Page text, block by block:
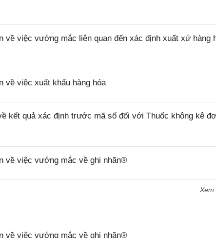
về việc vướng mắc liên quan đến xác định xuất xứ hàng
về việc xuất khẩu hàng hóa
kết quả xác định trước mã số đối với Thuốc không kê
về việc vướng mắc về ghi nhãn®
Xem
về việc vướng mắc về ghi nhãn®